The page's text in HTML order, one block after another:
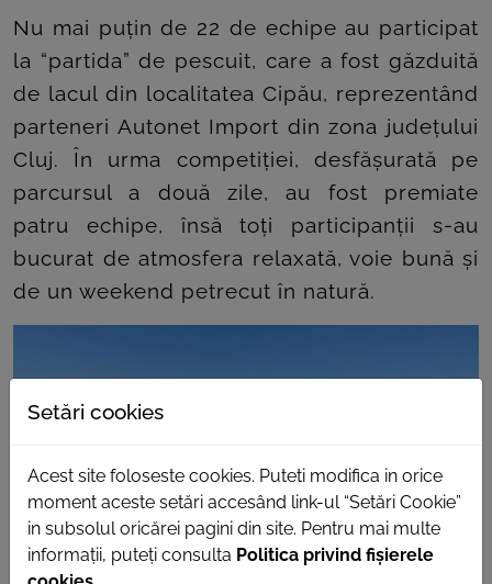
Nu mai puțin de 22 de echipe au participat
la “partida” de pescuit, care a fost găzduită
de lacul din localitatea Cipău, reprezentând
parteneri Autonet Import din zona județului
Cluj. În urma competiției, desfășurată pe
parcursul a două zile, au fost premiate
patru echipe, însă toți participanții s-au
bucurat de atmosfera relaxată, voie bună și
de un weekend petrecut în natură.
Setări cookies
Acest site foloseste cookies. Puteti modifica in orice
moment aceste setări accesând link-ul “Setări Cookie”
in subsolul oricărei pagini din site. Pentru mai multe
informații, puteți consulta Politica privind fișierele